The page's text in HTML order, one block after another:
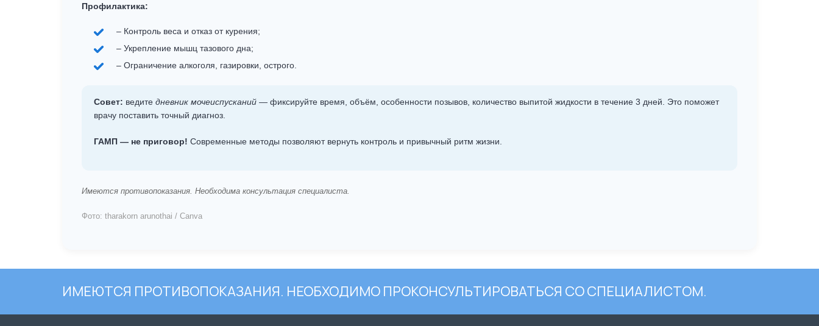
Профилактика:
– Контроль веса и отказ от курения;
– Укрепление мышц тазового дна;
– Ограничение алкоголя, газировки, острого.
Совет: ведите дневник мочеиспусканий — фиксируйте время, объём, особенности позывов, количество выпитой жидкости в течение 3 дней. Это поможет
врачу поставить точный диагноз.
ГАМП — не приговор! Современные методы позволяют вернуть контроль и привычный ритм жизни.
Имеются противопоказания. Необходима консультация специалиста.
Фото: tharakorn arunothai / Canva
ИМЕЮТСЯ ПРОТИВОПОКАЗАНИЯ. НЕОБХОДИМО ПРОКОНСУЛЬТИРОВАТЬСЯ СО СПЕЦИАЛИСТОМ.